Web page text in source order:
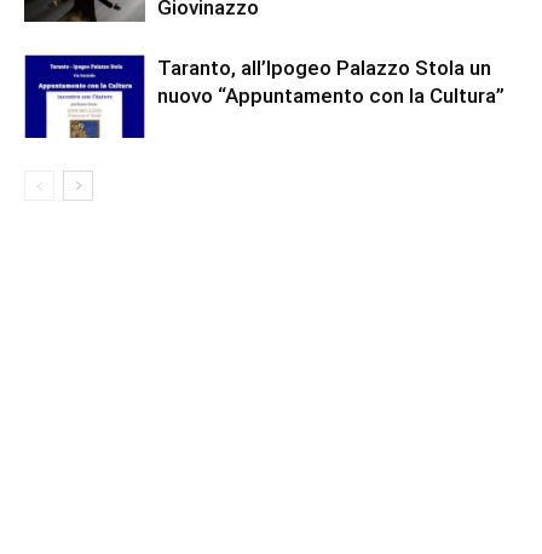
Giovinazzo
Taranto, all’Ipogeo Palazzo Stola un
nuovo “Appuntamento con la Cultura”